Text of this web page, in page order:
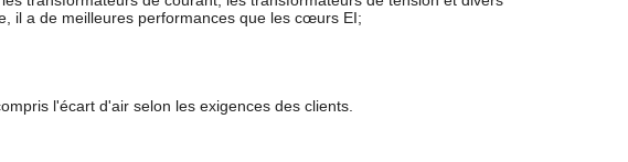
il a de meilleures performances que les cœurs EI;
l'écart d'air selon les exigences des clients.